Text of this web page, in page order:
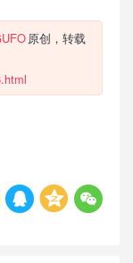
原创，转载